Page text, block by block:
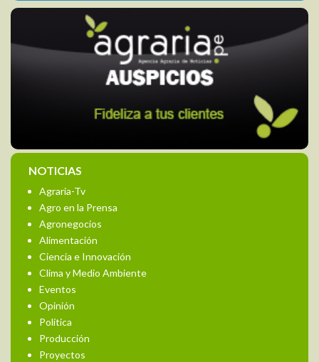
NOTICIAS
Agraria-Tv
Agro en la Prensa
Agronegocios
Alimentación
Ciencia e Innovación
Clima y Medio Ambiente
Eventos
Opinión
Política
Producción
Proyectos